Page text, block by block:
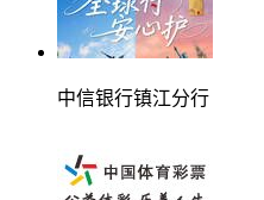
中信银行镇江分行